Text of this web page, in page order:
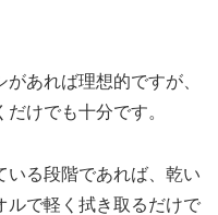
あれば理想的ですが、
けでも十分です。
いる段階であれば、乾い
ルで軽く拭き取るだけで